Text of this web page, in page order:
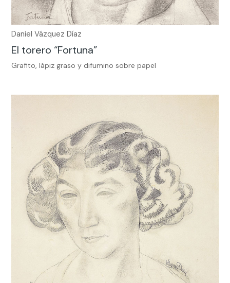
Daniel Vázquez Díaz
El torero “Fortuna”
Grafito, lápiz graso y difumino sobre papel